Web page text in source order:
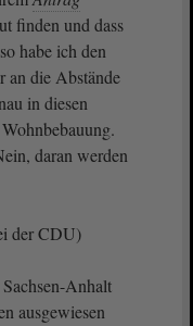
finden und dass
habe ich den
an die Abstände
in diesen
daran werden
der CDU)
Anhalt
ausgewiesen